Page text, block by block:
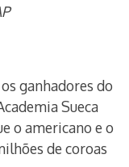
ganhadores do
Sueca
o americano e o
de coroas